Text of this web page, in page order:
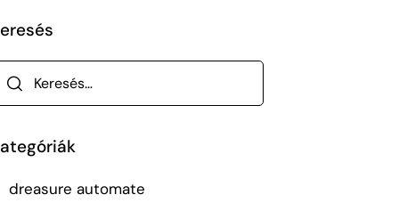
dreasure automate